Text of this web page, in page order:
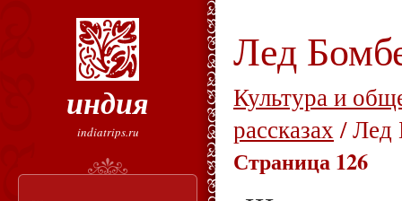
индия
indiatrips.ru
Лед
Культура и
рассказах/ Лед
Страница 126